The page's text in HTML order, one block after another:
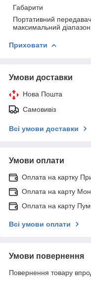
Габарити
Портативний
максимальний
Приховати
Умови доставки
Нова Пошта
Самовивіз
Всі умови доставки
Умови оплати
Оплата на картку
Оплата на карту
Оплата на карту
Всі умови оплати
Умови повернення
Повернення товару